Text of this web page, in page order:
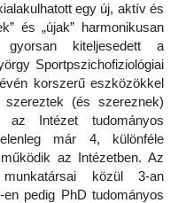
egy új, aktív és
és „újak” harmonikusan
kiteljesedett a
Sportpszichofiziológiai
korszerű eszközökkel
szereztek (és szereznek)
Intézet tudományos
már 4, különféle
az Intézetben. Az
közül 3-an
pedig PhD tudományos